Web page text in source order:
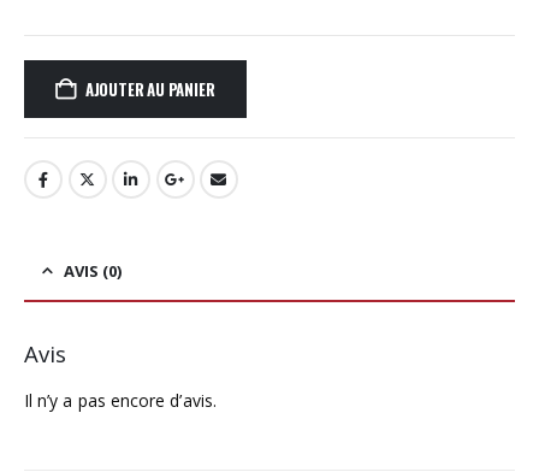
AJOUTER AU PANIER
AVIS (0)
Avis
Il n’y a pas encore d’avis.